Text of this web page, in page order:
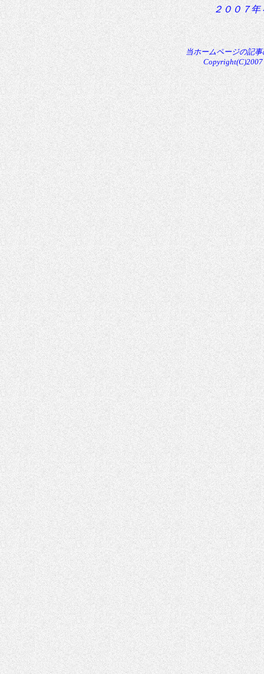
２００７
当ホームページの記
Copyright(C)2007